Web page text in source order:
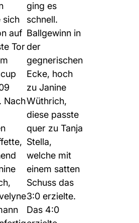
sich
auf
Tor
Nach
ging es
schnell.
Ballgewinn in
der
gegnerischen
Ecke, hoch
zu Janine
Wüthrich,
diese passte
quer zu Tanja
Stella,
welche mit
einem satten
Schuss das
3:0 erzielte.
Das 4:0